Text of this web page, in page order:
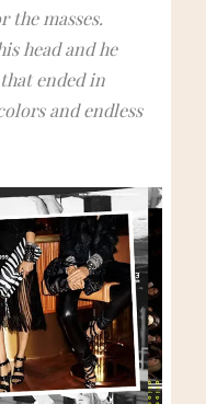
the masses.
head and he
ended in
and endless